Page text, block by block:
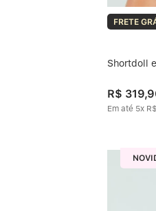
FRETE
Shortdoll
R$ 319,
Em até 5x R$